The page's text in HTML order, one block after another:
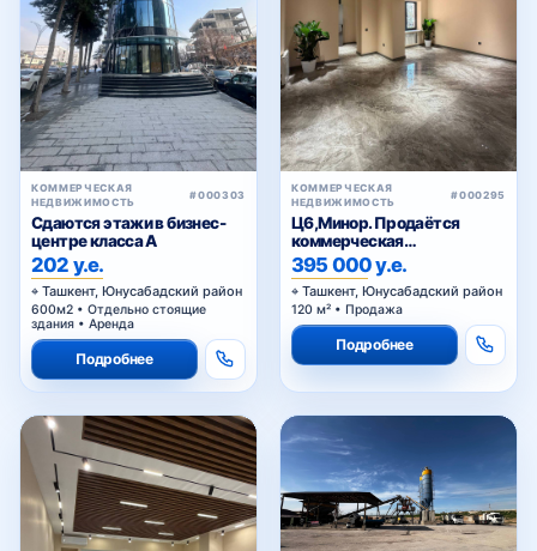
КОММЕРЧЕСКАЯ
НЕДВИЖИМОСТЬ
#000303
Сдаются этажи в бизнес-
центре класса A
202 у.е.
Ташкент, Юнусабадский район
600м2 • Отдельно стоящие
здания • Аренда
Подробнее
КОММЕРЧЕСКАЯ
НЕДВИЖИМОСТЬ
#000295
Ц6,Минор. Продаётся
коммерческая
недвижимость
395 000 у.е.
Ташкент, Юнусабадский район
120 м² • Продажа
Подробнее